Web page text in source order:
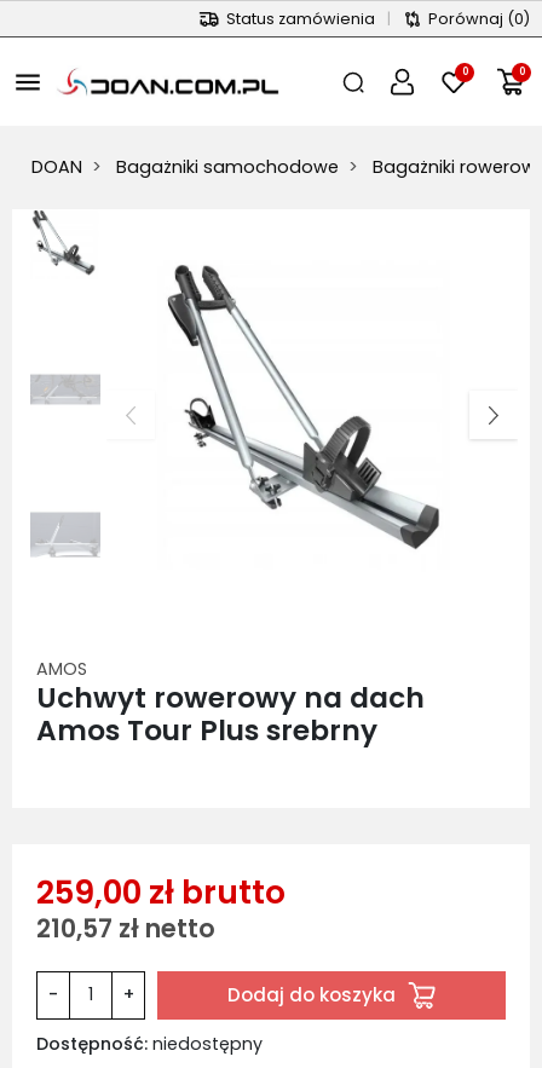
Status zamówienia | Porównaj (0)
menu 0 0
DOAN Bagażniki samochodowe Bagażniki
AMOS
Uchwyt rowerowy na dach
Amos Tour Plus srebrny
259,00 zł brutto
210,57 zł netto
- + Dodaj do koszyka
Dostępność: niedostępny